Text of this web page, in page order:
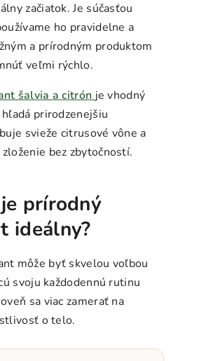
začiatok. Je súčasťou
ho pravidelne a
a prírodným produktom
veľmi rýchlo.
šalvia a citrón je vhodný
prirodzenejšiu
svieže citrusové vône a
bez zbytočností.
prírodný
ideálny?
môže byť skvelou voľbou
svoju každodennú rutinu
sa viac zamerať na
o telo.